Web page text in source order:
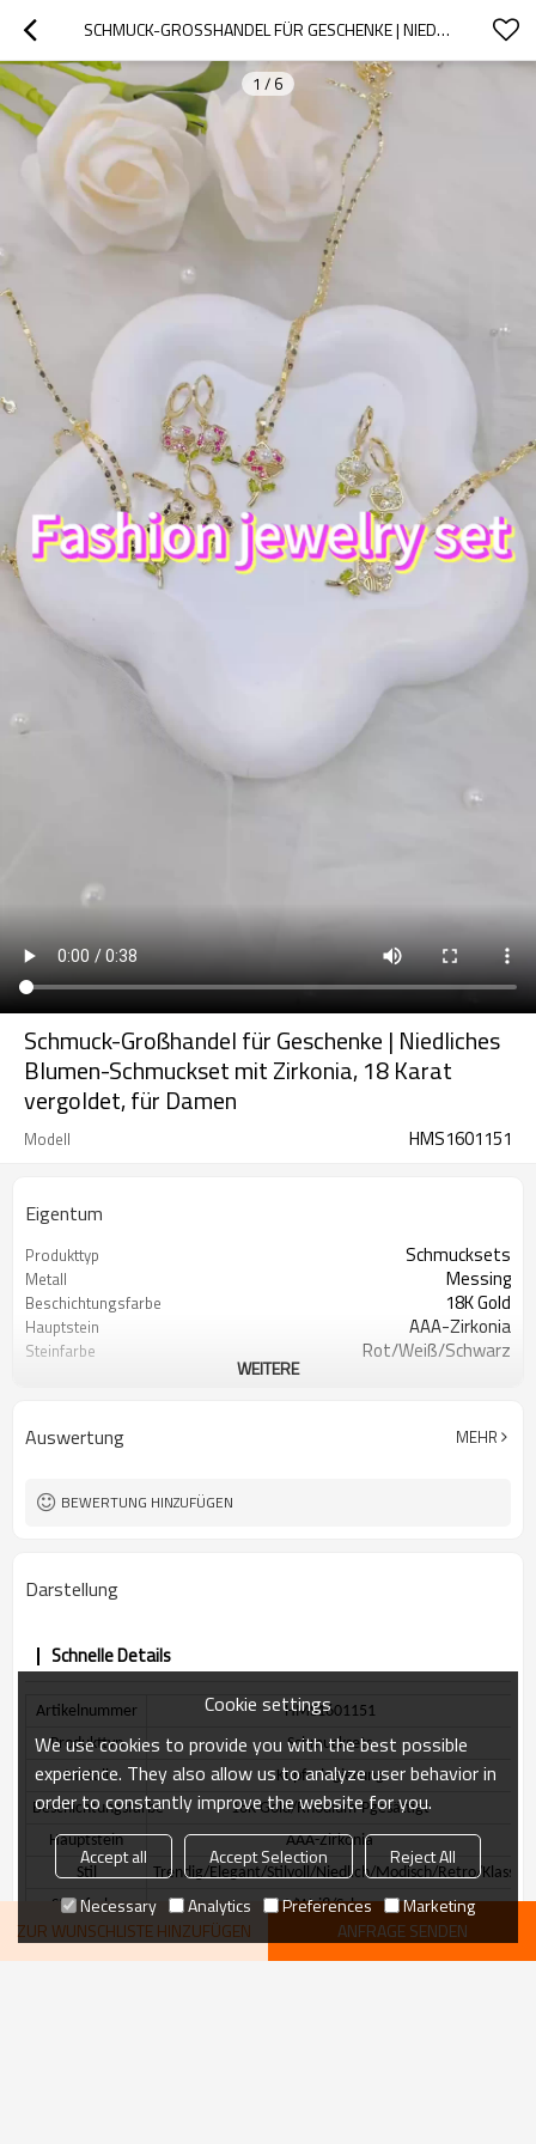
SCHMUCK-GROSSHANDEL FÜR GESCHENKE | NIEDLICHES BLUMEN-SCHMUCKSET MIT ZIRKONIA, 18 KARAT VERGOLDET, FÜR DAMEN
1 / 6
Schmuck-Großhandel für Geschenke | Niedliches
Blumen-Schmuckset mit Zirkonia, 18 Karat
vergoldet, für Damen
Modell HMS1601151
Eigentum
Produkttyp Schmucksets
Metall Messing
Beschichtungsfarbe 18K Gold
Hauptstein AAA-Zirkonia
Steinfarbe Rot/Weiß/Schwarz
Trendig/Elegant/Stilvoll/Niedlich/
WEITERE
Auswertung MEHR
BEWERTUNG HINZUFÜGEN
Darstellung
Schnelle Details
Artikelnummer
HMS1601151
Produkttyp
Schmucksets
Metall
Kupferlegierung
Beschichtungsfarbe
18K Gold/Rhodium-Pgesättigt
Hauptstein
AAA-Zirkonia
Stil
Trendig/Elegant/Stilvoll/Niedlich/Modisch/Retro/
Steinfarbe
Rot/Weiß/Schwarz
Lieferzeit
3-7 Tage
ZUR WUNSCHLISTE HINZUFÜGEN ANFRAGE SENDEN
Cookie settings
We use cookies to provide you with the best possible
experience. They also allow us to analyze user behavior in
order to constantly improve the website for you.
Accept all Accept Selection
Reject All
Necessary
Analytics Preferences Marketing